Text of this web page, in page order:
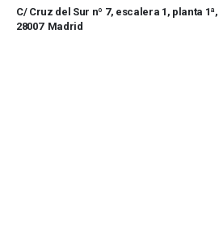
C/ Cruz del Sur nº 7, escalera 1, planta
28007 Madrid